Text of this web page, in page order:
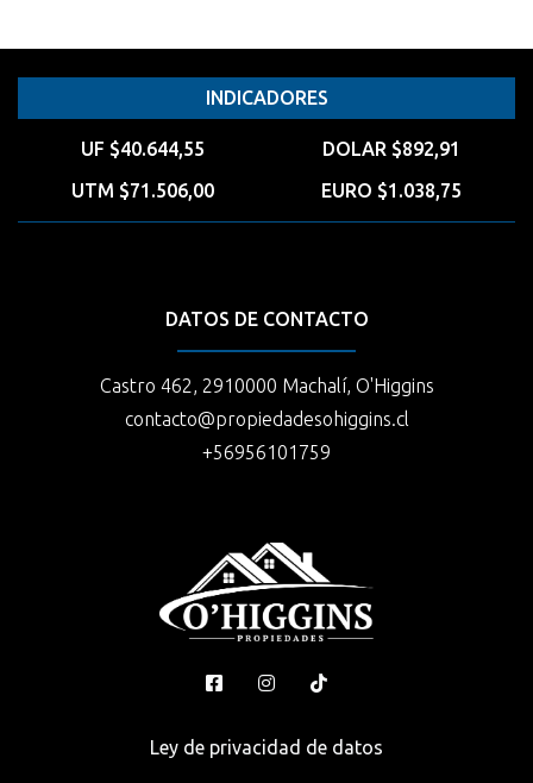
INDICADORES
UF $40.644,55
DOLAR $892,91
UTM $71.506,00
EURO $1.038,75
DATOS DE CONTACTO
Castro 462, 2910000 Machalí, O'Higgins
contacto@propiedadesohiggins.cl
+56956101759
Ley de privacidad de datos